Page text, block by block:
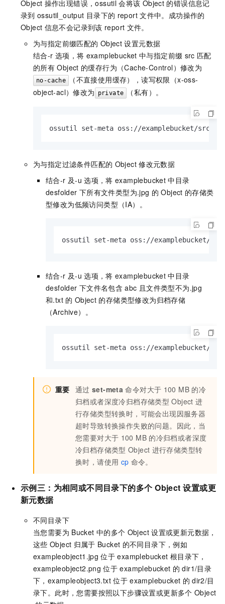
Object 操作出现错误，ossutil 会将该 Object 的错误信息记
录到 ossutil_output 目录下的 report 文件中。成功操作的
Object 信息不会记录到该 report 文件。
为与指定前缀匹配的 Object 设置元数据
结合-r 选项，将 examplebucket 中与指定前缀 src 匹配
的所有 Object 的缓存行为（Cache-Control）修改为
no-cache
（不直接使用缓存），读写权限（x-oss-
object-acl）修改为
private （私有）。
ossutil set-meta oss://examplebucket/src
为与指定过滤条件匹配的 Object 修改元数据
结合-r 及-u 选项，将 examplebucket 中目录
desfolder 下所有文件类型为.jpg 的 Object 的存储类
型修改为低频访问类型（IA）。
ossutil set-meta oss://examplebucket/
结合-r 及-u 选项，将 examplebucket 中目录
desfolder 下文件名包含 abc 且文件类型不为.jpg
和.txt 的 Object 的存储类型修改为归档存储
（Archive）。
ossutil set-meta oss://examplebucket/
重要 通过 set-meta 命令对大于 100 MB 的冷
归档或者深度冷归档存储类型 Object 进
行存储类型转换时，可能会出现因服务器
超时导致转换操作失败的问题。因此，当
您需要对大于 100 MB 的冷归档或者深度
冷归档存储类型 Object 进行存储类型转
换时，请使用 cp 命令。
示例三：为相同或不同目录下的多个 Object 设置或更
新元数据
不同目录下
当您需要为 Bucket 中的多个 Object 设置或更新元数据，
这些 Object 归属于 Bucket 的不同目录下，例如
exampleobject1.jpg 位于 examplebucket 根目录下，
exampleobject2.png 位于 examplebucket 的 dir1/目录
下，exampleobject3.txt 位于 examplebucket 的 dir2/目
录下。此时，您需要按照以下步骤设置或更新多个 Object